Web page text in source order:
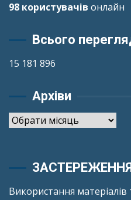
98 користувачів онлайн
Всього
15 181 896
Архіви
Архіви
Використання